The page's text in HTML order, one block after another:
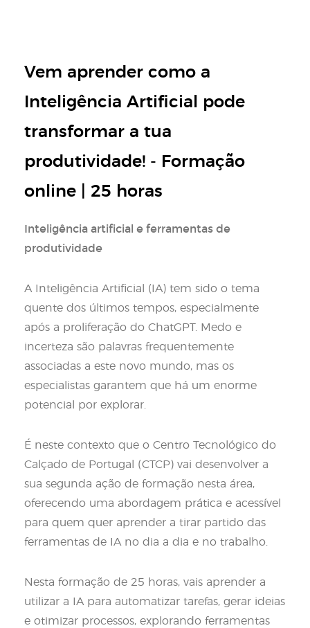
Vem aprender como a
Inteligência Artificial pode
transformar a tua
produtividade! - Formação
online | 25 horas
Inteligência artificial e ferramentas de
produtividade
A Inteligência Artificial (IA) tem sido o tema
quente dos últimos tempos, especialmente
após a proliferação do ChatGPT. Medo e
incerteza são palavras frequentemente
associadas a este novo mundo, mas os
especialistas garantem que há um enorme
potencial por explorar.
É neste contexto que o Centro Tecnológico do
Calçado de Portugal (CTCP) vai desenvolver a
sua segunda ação de formação nesta área,
oferecendo uma abordagem prática e acessível
para quem quer aprender a tirar partido das
ferramentas de IA no dia a dia e no trabalho.
Nesta formação de 25 horas, vais aprender a
utilizar a IA para automatizar tarefas, gerar ideias
e otimizar processos, explorando ferramentas